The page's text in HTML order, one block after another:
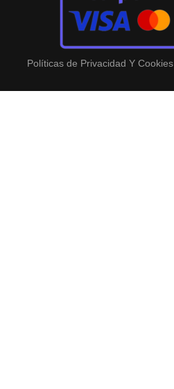
Políticas de Privacidad Y Cookies